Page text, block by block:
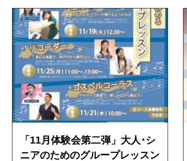
「11月体験会第二弾」大人･シ
ニアのためのグループレッスン